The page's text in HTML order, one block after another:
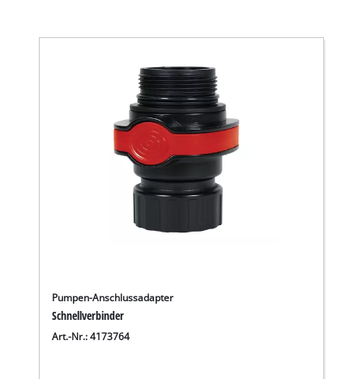
Pumpen-Anschlussadapter
Schnellverbinder
Art.-Nr.: 4173764